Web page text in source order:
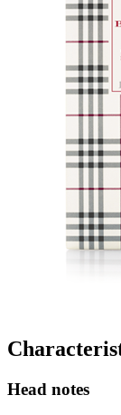
Head notes